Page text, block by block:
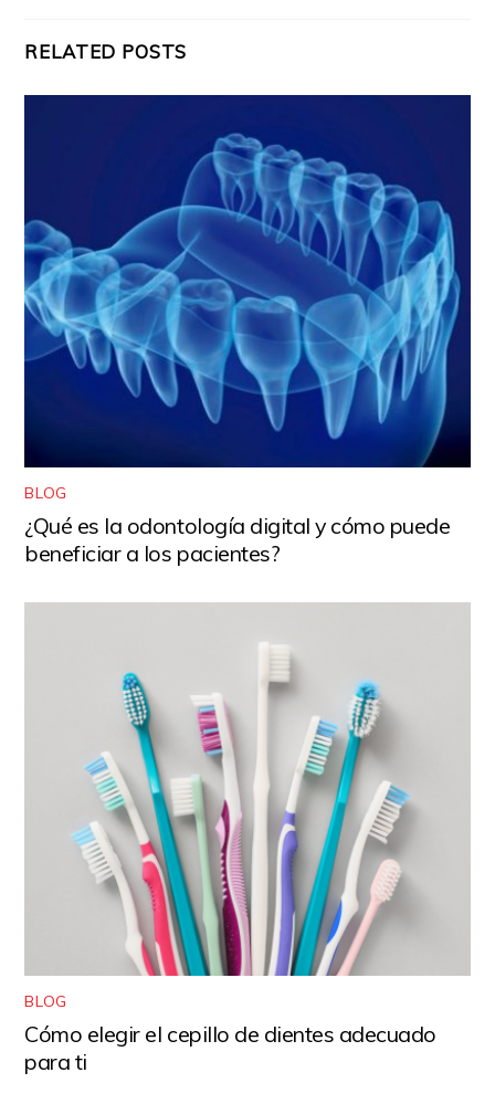
RELATED POSTS
BLOG
¿Qué es la odontología digital y cómo puede
beneficiar a los pacientes?
BLOG
Cómo elegir el cepillo de dientes adecuado
para ti